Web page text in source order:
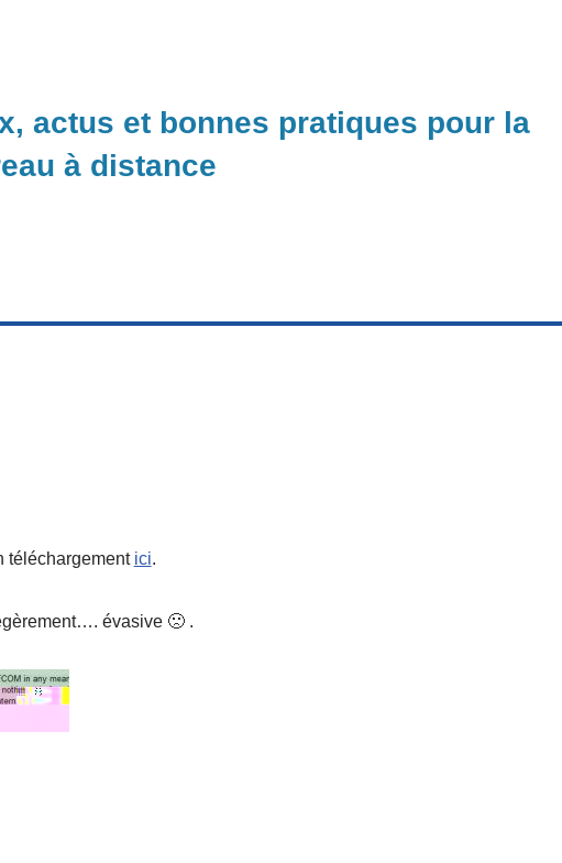
actus et bonnes pratiques pour la
à distance
téléchargement ici.
évasive 🙁 .